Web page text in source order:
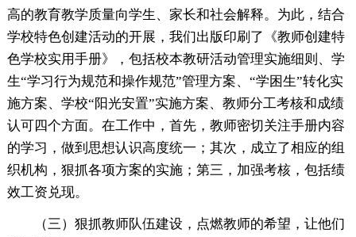
高的教育教学质量向学生、家长和社会解释。为此，结合
学校特色创建活动的开展，我们出版印刷了《教师创建特
色学校实用手册》，包括校本教研活动管理实施细则、学
生“学习行为规范和操作规范”管理方案、“学困生”转化实
施方案、学校“阳光安置”实施方案、教师分工考核和成绩
认可四个方面。在工作中，首先，教师密切关注手册内容
的学习，做到思想认识高度统一；其次，成立了相应的组
织机构，狠抓各项方案的实施；第三，加强考核，包括绩
效工资兑现。
（三）狠抓教师队伍建设，点燃教师的希望，让他们